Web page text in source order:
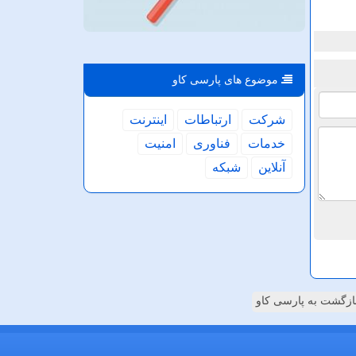
موضوع های پارسی كاو
شركت ارتباطات
اینترنت
خدمات
فناوری
امنیت
آنلاین
شبكه
به پارسی کاو